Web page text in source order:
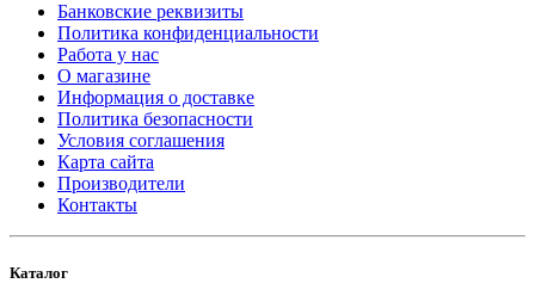
Банковские реквизиты
Политика конфиденциальности
Работа у нас
О магазине
Информация о доставке
Политика безопасности
Условия соглашения
Карта сайта
Производители
Контакты
Каталог